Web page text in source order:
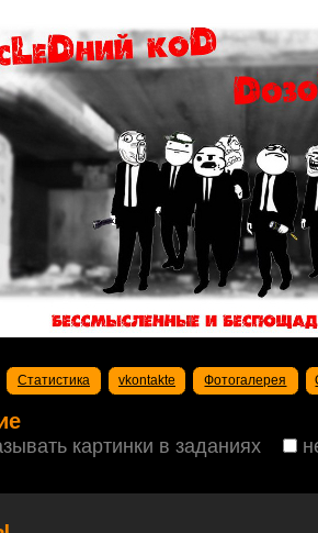
Статистика vkontakte Фотогалерея
картинки в заданиях